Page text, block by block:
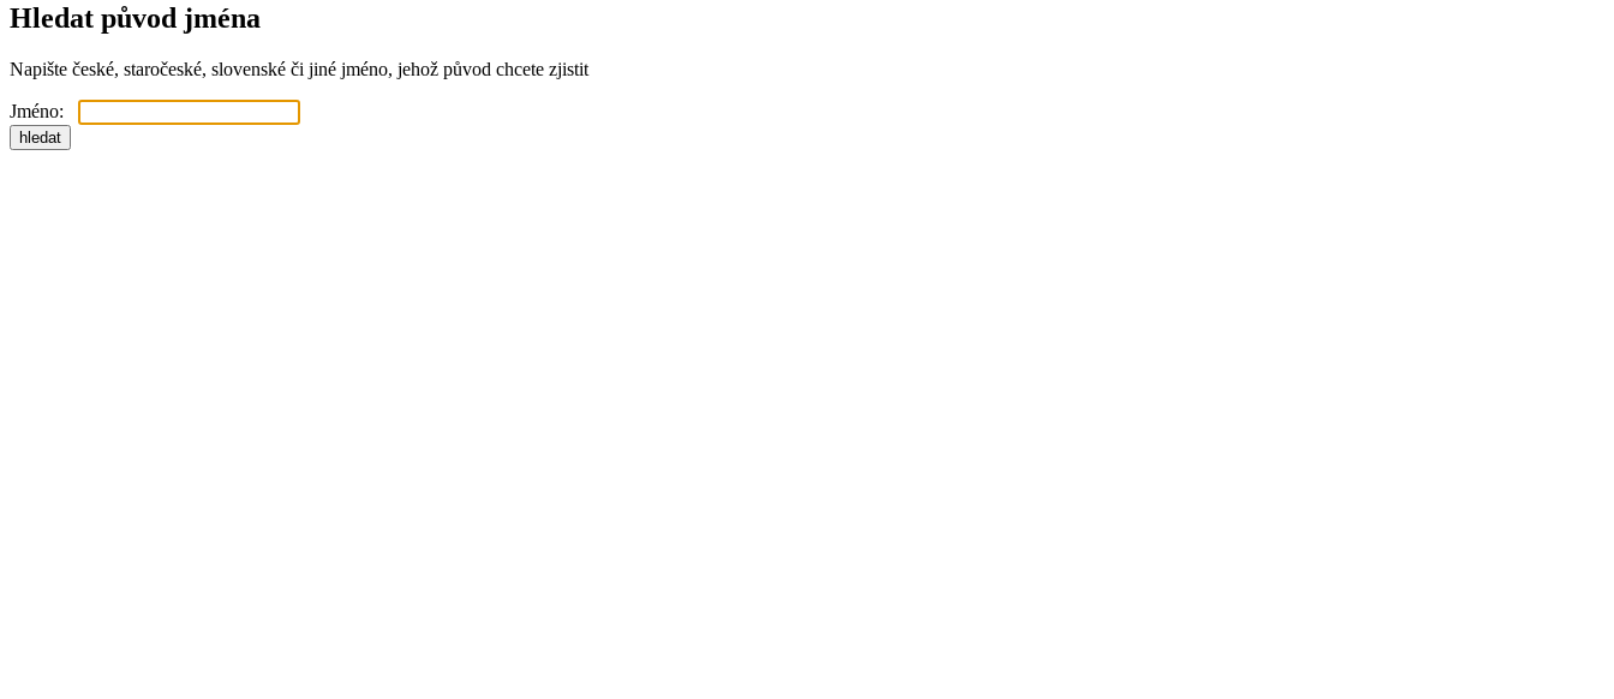
Hledat původ jména
Napište české, staročeské, slovenské či jiné jméno, jehož původ chcete zjistit
Jméno: